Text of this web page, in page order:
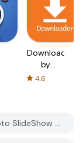
Downloader
by
AFTVnews
4.6
Bagaimana saya boleh memuat turun Photo SlideShow & Video Maker dari PGYER APK HUB?